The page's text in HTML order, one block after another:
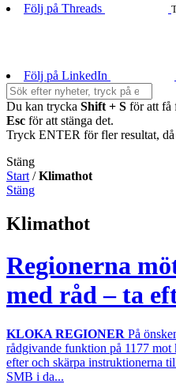
Följ på Threads
Följ på LinkedIn
Du kan trycka Shift + S för att få
Esc för att stänga det.
Tryck ENTER för fler resultat,
Stäng
Start /Klimathot
Stäng
Klimathot
Regionerna
med råd – ta
KLOKA REGIONER På
rådgivande funktion på 1177
efter och skärpa instruktionerna
SMB i da...